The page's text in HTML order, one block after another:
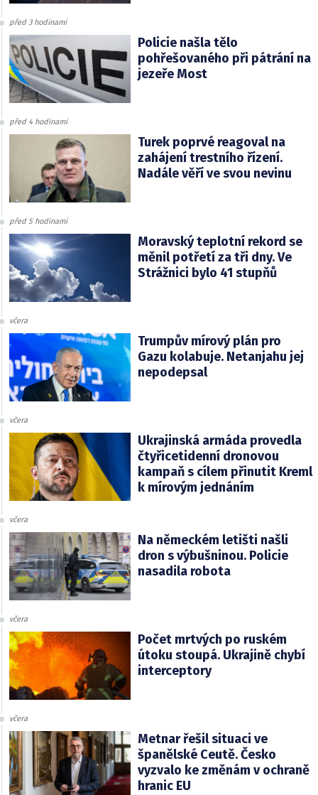
před 3 hodinami
Policie našla tělo
pohřešovaného při pátrání na
jezeře Most
před 4 hodinami
Turek poprvé reagoval na
zahájení trestního řízení.
Nadále věří ve svou nevinu
před 5 hodinami
Moravský teplotní rekord se
měnil potřetí za tři dny. Ve
Strážnici bylo 41 stupňů
včera
Trumpův mírový plán pro
Gazu kolabuje. Netanjahu jej
nepodepsal
včera
Ukrajinská armáda provedla
čtyřicetidenní dronovou
kampaň s cílem přinutit Kreml
k mírovým jednáním
včera
Na německém letišti našli
dron s výbušninou. Policie
nasadila robota
včera
Počet mrtvých po ruském
útoku stoupá. Ukrajině chybí
interceptory
včera
Metnar řešil situaci ve
španělské Ceutě. Česko
vyzvalo ke změnám v ochraně
hranic EU